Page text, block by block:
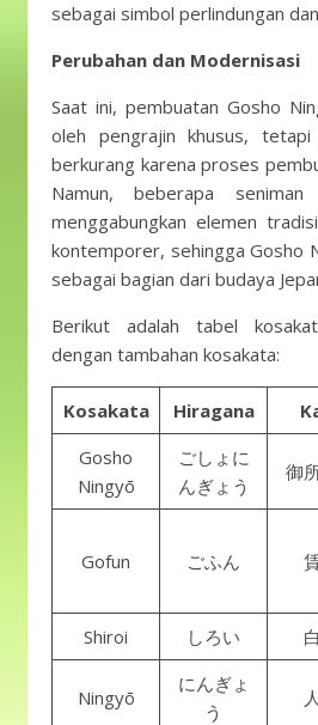
sebagai simbol perlindungan
Perubahan dan Modernisasi
Saat ini, pembuatan Gosho
oleh pengrajin khusus, tetapi
berkurang karena proses
Namun, beberapa
menggabungkan elemen
kontemporer, sehingga Gosho
sebagai bagian dari budaya
Berikut adalah tabel
dengan tambahan kosakata:
Kosakata Hiragana
Gosho
Ningyō
ごしょに
んぎょう
御
Gofun ごふん
Shiroi
しろい
Ningyō
にんぎょ
う